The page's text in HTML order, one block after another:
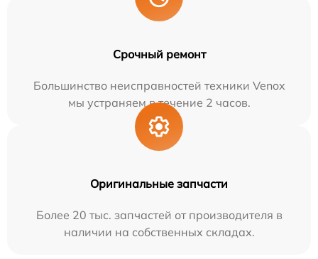
Срочный ремонт
Большинство неисправностей техники Venox
мы устраняем в течение 2 часов.
Оригинальные запчасти
Более 20 тыс. запчастей от производителя в
наличии на собственных складах.